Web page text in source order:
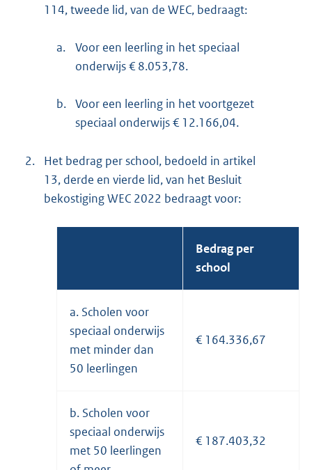
114, tweede lid, van de WEC, bedraagt:
a.
Voor een leerling in het speciaal
onderwijs € 8.053,78.
b. Voor een leerling in het voortgezet
speciaal onderwijs € 12.166,04.
2.
Het bedrag per school, bedoeld in artikel
13, derde en vierde lid, van het Besluit
bekostiging WEC 2022 bedraagt voor:
Bedrag per
school
a. Scholen voor
speciaal onderwijs
met minder dan
50 leerlingen
€ 164.336,67
b. Scholen voor
speciaal onderwijs
met 50 leerlingen
€ 187.403,32